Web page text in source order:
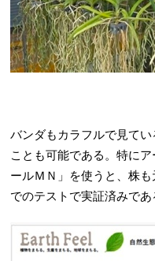
バンダもカラフルで見て
ことも可能である。特に
ールＭＮ」を使うと、株
でのテストで実証済みであ